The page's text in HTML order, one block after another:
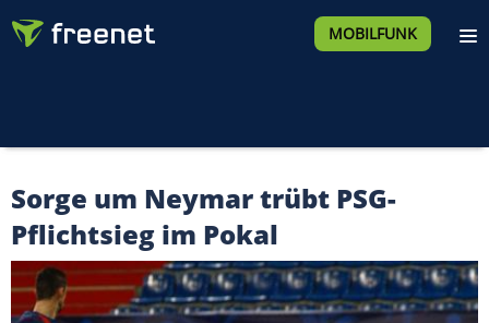
MOBILFUNK
Sorge um Neymar trübt PSG-
Pflichtsieg im Pokal